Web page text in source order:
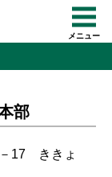
メニュー
部
17 ききょ